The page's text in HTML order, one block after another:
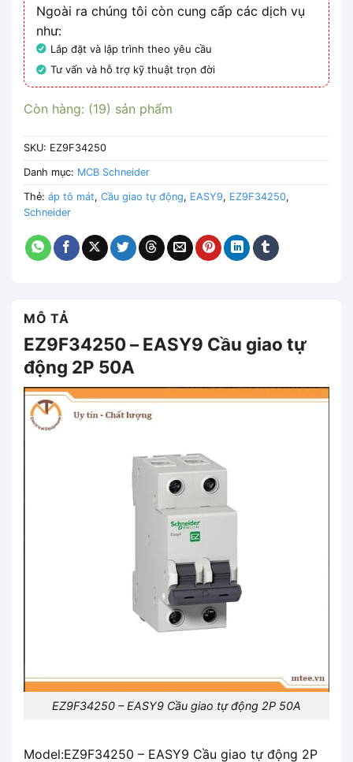
Ngoài ra chúng tôi còn cung cấp các dịch vụ
như:
Lắp đặt và lập trình theo yêu cầu
Tư vấn và hỗ trợ kỹ thuật trọn đời
Còn hàng: (19) sản phẩm
SKU: EZ9F34250
Danh mục: MCB Schneider
Thẻ: áp tô mát, Cầu giao tự động, EASY9, EZ9F34250,
Schneider
MÔ TẢ
EZ9F34250 – EASY9 Cầu giao tự
động 2P 50A
EZ9F34250 – EASY9 Cầu giao tự động 2P 50A
Model:EZ9F34250 – EASY9 Cầu giao tự động 2P